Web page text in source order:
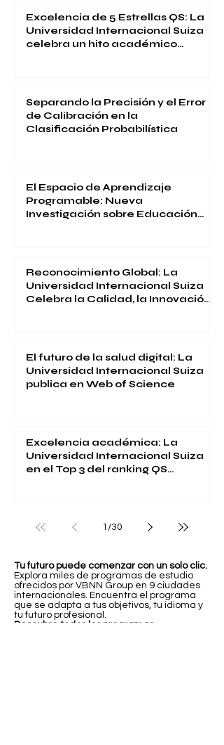
Excelencia de 5 Estrellas QS: La
Universidad Internacional Suiza
celebra un hito académico
Separando la Precisión y el Error
de Calibración en la
Clasificación Probabilística
El Espacio de Aprendizaje
Programable: Nueva
Investigación sobre Educación
Reconocimiento Global: La
Universidad Internacional Suiza
Celebra la Calidad, la Innovación
El futuro de la salud digital: La
Universidad Internacional Suiza
publica en Web of Science
Excelencia académica: La
Universidad Internacional Suiza
en el Top 3 del ranking QS
1 /30
Tu futuro puede comenzar con un solo clic.
Explora miles de programas de estudio
ofrecidos por VBNN Group en 9 ciudades
internacionales. Encuentra el programa
que se adapta a tus objetivos, tu idioma y
tu futuro profesional.
Descubre todos los programas